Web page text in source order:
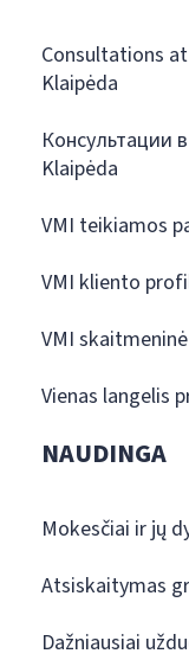
Consultations
Klaipėda
Консультации
Klaipėda
VMI teikiamos
VMI kliento
VMI
Vienas langelis
NAUDINGA
Mokesčiai ir jų
Atsiskaitymas
Dažniausiai